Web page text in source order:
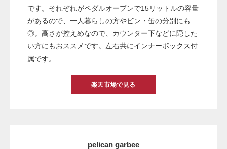
です。それぞれがペダルオープンで15リットルの容量
があるので、一人暮らしの方やビン・缶の分別にも
◎。高さが控えめなので、カウンター下などに隠した
い方にもおススメです。左右共にインナーボックス付
属です。
楽天市場で見る
pelican garbee